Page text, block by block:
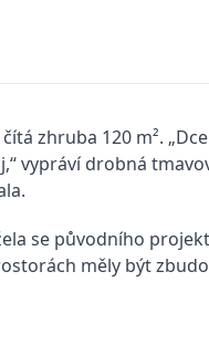
zhruba 120 m².
vypráví drobná
se původního
měly být